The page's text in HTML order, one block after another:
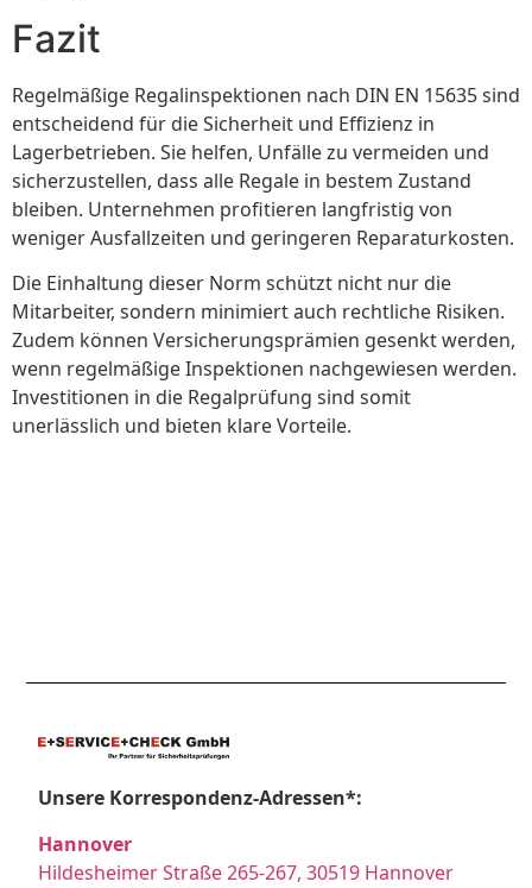
Fazit
Regelmäßige Regalinspektionen nach DIN EN 15635 sind
entscheidend für die Sicherheit und Effizienz in
Lagerbetrieben. Sie helfen, Unfälle zu vermeiden und
sicherzustellen, dass alle Regale in bestem Zustand
bleiben. Unternehmen profitieren langfristig von
weniger Ausfallzeiten und geringeren Reparaturkosten.
Die Einhaltung dieser Norm schützt nicht nur die
Mitarbeiter, sondern minimiert auch rechtliche Risiken.
Zudem können Versicherungsprämien gesenkt werden,
wenn regelmäßige Inspektionen nachgewiesen werden.
Investitionen in die Regalprüfung sind somit
unerlässlich und bieten klare Vorteile.
Unsere Korrespondenz-Adressen*:
Hannover
Hildesheimer Straße 265-267, 30519 Hannover